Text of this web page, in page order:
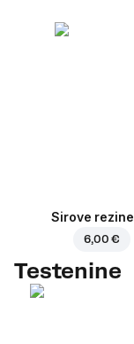
Sirove rezine
6,00 €
Testenine